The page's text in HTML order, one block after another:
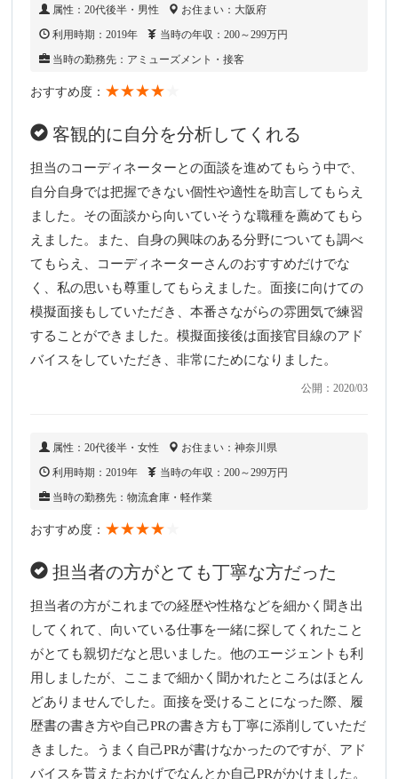
属性：20代後半・男性
お住まい：大阪府
利用時期：2019年
当時の年収：200～299万円
当時の勤務先：アミューズメント・接客
おすすめ度： ★★★★
客観的に自分を分析してくれる
担当のコーディネーターとの面談を進めてもらう中で、
自分自身では把握できない個性や適性を助言してもらえ
ました。その面談から向いていそうな職種を薦めてもら
えました。また、自身の興味のある分野についても調べ
てもらえ、コーディネーターさんのおすすめだけでな
く、私の思いも尊重してもらえました。面接に向けての
模擬面接もしていただき、本番さながらの雰囲気で練習
することができました。模擬面接後は面接官目線のアド
バイスをしていただき、非常にためになりました。
公開：2020/03
属性：20代後半・女性
お住まい：神奈川県
利用時期：2019年
当時の年収：200～299万円
当時の勤務先：物流倉庫・軽作業
おすすめ度： ★★★★
担当者の方がとても丁寧な方だった
担当者の方がこれまでの経歴や性格などを細かく聞き出
してくれて、向いている仕事を一緒に探してくれたこと
がとても親切だなと思いました。他のエージェントも利
用しましたが、ここまで細かく聞かれたところはほとん
どありませんでした。面接を受けることになった際、履
歴書の書き方や自己PRの書き方も丁寧に添削していただ
きました。うまく自己PRが書けなかったのですが、アド
バイスを貰えたおかげでなんとか自己PRがかけました。